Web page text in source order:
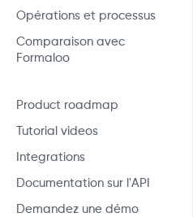
Opérations et processus
Comparaison avec
Formaloo
Product roadmap
Tutorial videos
Integrations
Documentation sur l'API
Demandez une démo